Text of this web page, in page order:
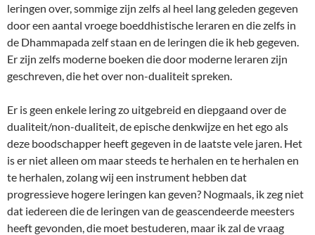
leringen over, sommige zijn zelfs al heel lang geleden gegeven
door een aantal vroege boeddhistische leraren en die zelfs in
de Dhammapada zelf staan en de leringen die ik heb gegeven.
Er zijn zelfs moderne boeken die door moderne leraren zijn
geschreven, die het over non-dualiteit spreken.
Er is geen enkele lering zo uitgebreid en diepgaand over de
dualiteit/non-dualiteit, de epische denkwijze en het ego als
deze boodschapper heeft gegeven in de laatste vele jaren. Het
is er niet alleen om maar steeds te herhalen en te herhalen en
te herhalen, zolang wij een instrument hebben dat
progressieve hogere leringen kan geven? Nogmaals, ik zeg niet
dat iedereen die de leringen van de geascendeerde meesters
heeft gevonden, die moet bestuderen, maar ik zal de vraag